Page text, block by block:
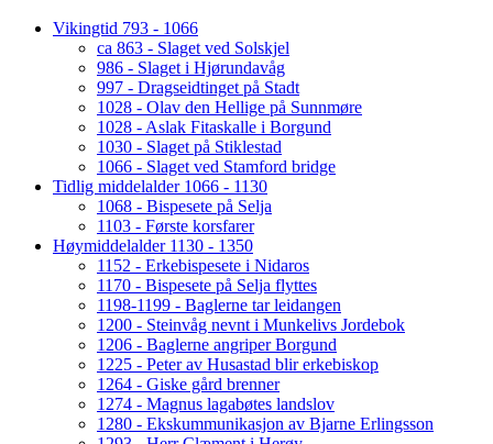
Vikingtid 793 - 1066
ca 863 - Slaget ved Solskjel
986 - Slaget i Hjørundavåg
997 - Dragseidtinget på Stadt
1028 - Olav den Hellige på Sunnmøre
1028 - Aslak Fitaskalle i Borgund
1030 - Slaget på Stiklestad
1066 - Slaget ved Stamford bridge
Tidlig middelalder 1066 - 1130
1068 - Bispesete på Selja
1103 - Første korsfarer
Høymiddelalder 1130 - 1350
1152 - Erkebispesete i Nidaros
1170 - Bispesete på Selja flyttes
1198-1199 - Baglerne tar leidangen
1200 - Steinvåg nevnt i Munkelivs Jordebok
1206 - Baglerne angriper Borgund
1225 - Peter av Husastad blir erkebiskop
1264 - Giske gård brenner
1274 - Magnus lagabøtes landslov
1280 - Ekskummunikasjon av Bjarne Erlingsson